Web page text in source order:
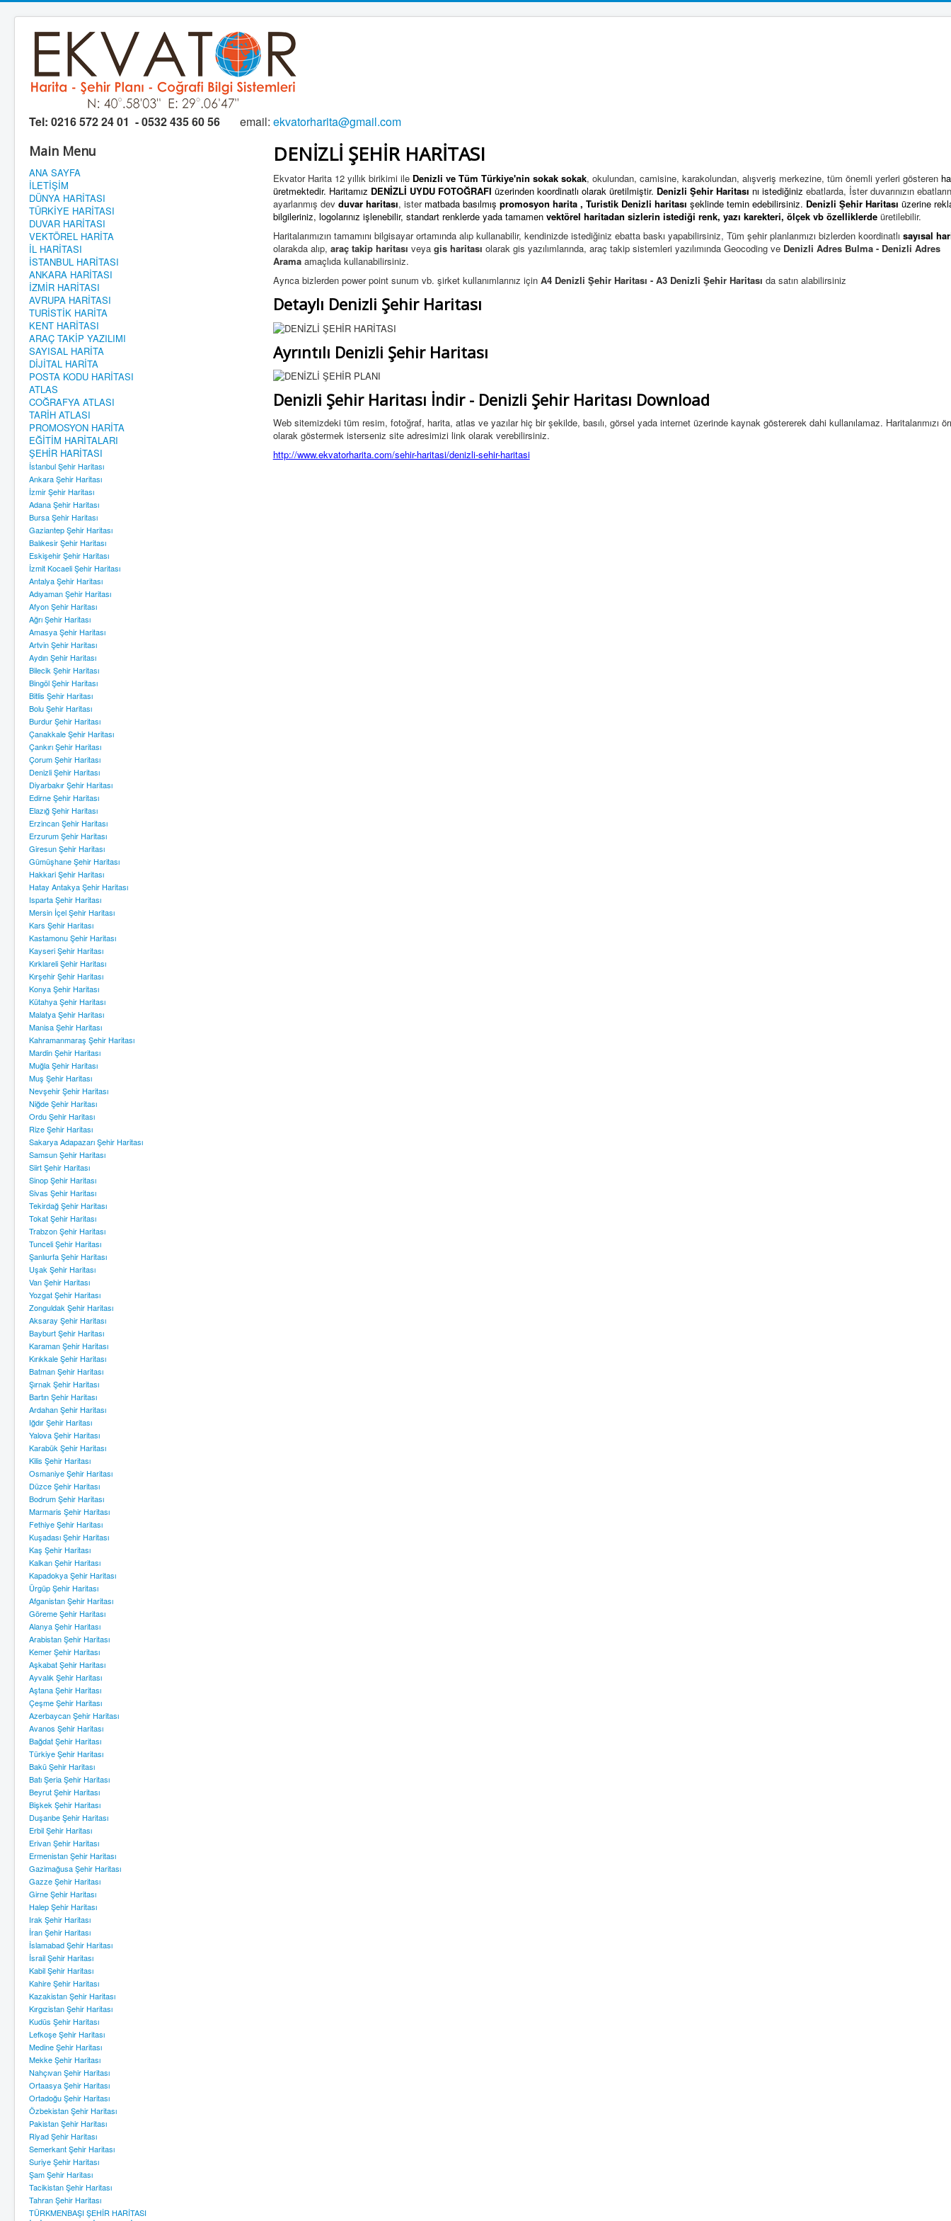
Tel: 0216 572 24 01 - 0532 435 60 56 email: ekvatorharita@gmail.com
Main Menu
ANA SAYFA
İLETİŞİM
DÜNYA HARİTASI
TÜRKİYE HARİTASI
DUVAR HARİTASI
VEKTÖREL HARİTA
İL HARİTASI
İSTANBUL HARİTASI
ANKARA HARİTASI
İZMİR HARİTASI
AVRUPA HARİTASI
TURİSTİK HARİTA
KENT HARİTASI
ARAÇ TAKİP YAZILIMI
SAYISAL HARİTA
DİJİTAL HARİTA
POSTA KODU HARİTASI
ATLAS
COĞRAFYA ATLASI
TARİH ATLASI
PROMOSYON HARİTA
EĞİTİM HARİTALARI
ŞEHİR HARİTASI
İstanbul Şehir Haritası
Ankara Şehir Haritası
İzmir Şehir Haritası
Adana Şehir Haritası
Bursa Şehir Haritası
Gaziantep Şehir Haritası
Balıkesir Şehir Haritası
Eskişehir Şehir Haritası
İzmit Kocaeli Şehir Haritası
Antalya Şehir Haritası
Adıyaman Şehir Haritası
Afyon Şehir Haritası
Ağrı Şehir Haritası
Amasya Şehir Haritası
Artvin Şehir Haritası
Aydın Şehir Haritası
Bilecik Şehir Haritası
Bingöl Şehir Haritası
Bitlis Şehir Haritası
Bolu Şehir Haritası
Burdur Şehir Haritası
Çanakkale Şehir Haritası
Çankırı Şehir Haritası
Çorum Şehir Haritası
Denizli Şehir Haritası
Diyarbakır Şehir Haritası
Edirne Şehir Haritası
Elazığ Şehir Haritası
Erzincan Şehir Haritası
Erzurum Şehir Haritası
Giresun Şehir Haritası
Gümüşhane Şehir Haritası
Hakkari Şehir Haritası
Hatay Antakya Şehir Haritası
Isparta Şehir Haritası
Mersin İçel Şehir Haritası
Kars Şehir Haritası
Kastamonu Şehir Haritası
Kayseri Şehir Haritası
Kırklareli Şehir Haritası
Kırşehir Şehir Haritası
Konya Şehir Haritası
Kütahya Şehir Haritası
Malatya Şehir Haritası
Manisa Şehir Haritası
Kahramanmaraş Şehir Haritası
Mardin Şehir Haritası
Muğla Şehir Haritası
Muş Şehir Haritası
Nevşehir Şehir Haritası
Niğde Şehir Haritası
Ordu Şehir Haritası
Rize Şehir Haritası
Sakarya Adapazarı Şehir Haritası
Samsun Şehir Haritası
Siirt Şehir Haritası
Sinop Şehir Haritası
Sivas Şehir Haritası
Tekirdağ Şehir Haritası
Tokat Şehir Haritası
Trabzon Şehir Haritası
Tunceli Şehir Haritası
Şanlıurfa Şehir Haritası
Uşak Şehir Haritası
Van Şehir Haritası
Yozgat Şehir Haritası
Zonguldak Şehir Haritası
Aksaray Şehir Haritası
Bayburt Şehir Haritası
Karaman Şehir Haritası
Kırıkkale Şehir Haritası
Batman Şehir Haritası
Şırnak Şehir Haritası
Bartın Şehir Haritası
Ardahan Şehir Haritası
Iğdır Şehir Haritası
Yalova Şehir Haritası
Karabük Şehir Haritası
Kilis Şehir Haritası
Osmaniye Şehir Haritası
Düzce Şehir Haritası
Bodrum Şehir Haritası
Marmaris Şehir Haritası
Fethiye Şehir Haritası
Kuşadası Şehir Haritası
Kaş Şehir Haritası
Kalkan Şehir Haritası
Kapadokya Şehir Haritası
Ürgüp Şehir Haritası
Afganistan Şehir Haritası
Göreme Şehir Haritası
Alanya Şehir Haritası
Arabistan Şehir Haritası
Kemer Şehir Haritası
Aşkabat Şehir Haritası
Ayvalık Şehir Haritası
Aştana Şehir Haritası
Çeşme Şehir Haritası
Azerbaycan Şehir Haritası
Avanos Şehir Haritası
Bağdat Şehir Haritası
Türkiye Şehir Haritası
Bakü Şehir Haritası
Batı Şeria Şehir Haritası
Beyrut Şehir Haritası
Bişkek Şehir Haritası
Duşanbe Şehir Haritası
Erbil Şehir Haritası
Erivan Şehir Haritası
Ermenistan Şehir Haritası
Gazimağusa Şehir Haritası
Gazze Şehir Haritası
Girne Şehir Haritası
Halep Şehir Haritası
Irak Şehir Haritası
İran Şehir Haritası
İslamabad Şehir Haritası
İsrail Şehir Haritası
Kabil Şehir Haritası
Kahire Şehir Haritası
Kazakistan Şehir Haritası
Kırgızistan Şehir Haritası
Kudüs Şehir Haritası
Lefkoşe Şehir Haritası
Medine Şehir Haritası
Mekke Şehir Haritası
Nahçıvan Şehir Haritası
Ortaasya Şehir Haritası
Ortadoğu Şehir Haritası
Özbekistan Şehir Haritası
Pakistan Şehir Haritası
Riyad Şehir Haritası
Semerkant Şehir Haritası
Suriye Şehir Haritası
Şam Şehir Haritası
Tacikistan Şehir Haritası
Tahran Şehir Haritası
TÜRKMENBAŞI ŞEHİR HARİTASI
DENİZLİ ŞEHİR HARİTASI
Ekvator Harita 12 yıllık birikimi ile Denizli ve Tüm Türkiye'nin sokak sokak, okulundan, camisine, karakolundan, alışveriş merkezine, tüm önemli yerleri gösteren
üretmektedir. Haritamız DENİZLİ UYDU FOTOĞRAFI üzerinden koordinatlı olarak üretilmiştir. Denizli Şehir Haritası nı istediğiniz ebatlarda, İster duvarınızın
ayarlanmış dev duvar haritası, ister matbada basılmış promosyon harita, Turistik Denizli haritası şeklinde temin edebilirsiniz. Denizli Şehir Haritası üzerine
bilgileriniz, logolarınız işlenebilir, standart renklerde yada tamamen vektörel haritadan sizlerin istediği renk, yazı karekteri, ölçek vb özelliklerdeüretilebilir.
Haritalarımızın tamamını bilgisayar ortamında alıp kullanabilir, kendinizde istediğiniz ebatta baskı yapabilirsiniz, Tüm şehir planlarımızı bizlerden koordinatlı sayısal
olarakda alıp, araç takip haritası veya gis haritası olarak gis yazılımlarında, araç takip sistemleri yazılımında Geocoding ve Denizli Adres Bulma - Denizli Adres
Arama amaçlıda kullanabilirsiniz.
Ayrıca bizlerden power point sunum vb. şirket kullanımlarınız için A4 Denizli Şehir Haritası - A3 Denizli Şehir Haritası da satın alabilirsiniz
Detaylı Denizli Şehir Haritası
Ayrıntılı Denizli Şehir Haritası
Denizli Şehir Haritası İndir - Denizli Şehir Haritası Download
Web sitemizdeki tüm resim, fotoğraf, harita, atlas ve yazılar hiç bir şekilde, basılı, görsel yada internet üzerinde kaynak göstererek dahi kullanılamaz. Haritalarımızı
olarak göstermek isterseniz site adresimizi link olarak verebilirsiniz.
http://www.ekvatorharita.com/sehir-haritasi/denizli-sehir-haritasi